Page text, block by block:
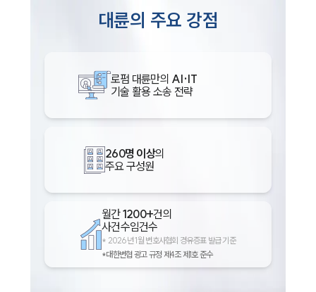
대륜의 주요 강점
로펌 대륜만의 AI·IT
기술 활용 소송 전략
260명 이상의
주요 구성원
월간1200+건의
사건수임건수
* 2026년 1월 변호사협회 경유증표 발급 기준
*대한변협 광고 규정 제4조 제1호 준수